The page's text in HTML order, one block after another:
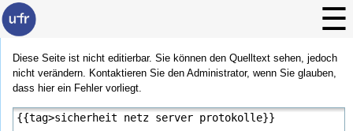
Diese Seite ist nicht editierbar. Sie können den Quelltext sehen, jedoch
nicht verändern. Kontaktieren Sie den Administrator, wenn Sie glauben,
dass hier ein Fehler vorliegt.